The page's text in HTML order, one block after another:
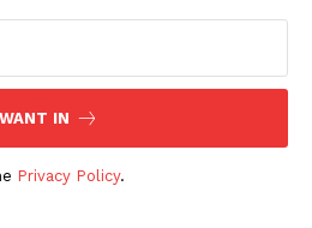
IN
Privacy Policy.